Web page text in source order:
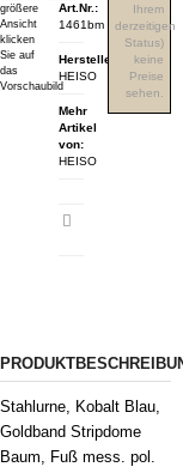
größere
Ansicht
klicken
Sie auf
das
Vorschaubild
Ihrem
derzeitigen
Status)
keine
Preise
sehen.
Art.Nr.:
1461bm
Hersteller:
HEISO
Mehr
Artikel
von:
HEISO
Stahlurne, Kobalt Blau,
Goldband Stripdome
Baum, Fuß mess. pol.